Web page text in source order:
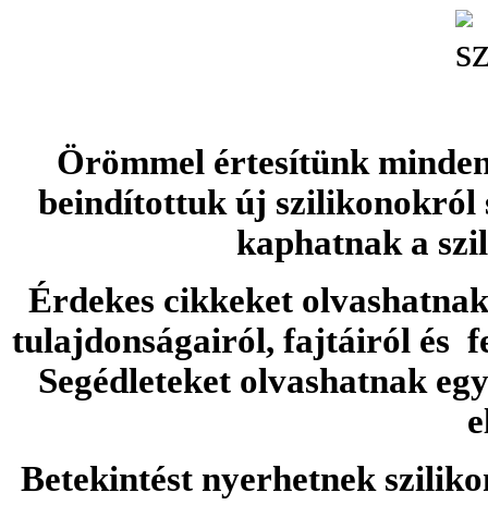
Örömmel értesítünk
beindítottuk új szilikonokról
kaphatnak a
Érdekes cikkeket
tulajdonságairól, fajtáiról és
Segédleteket olvashatnak
Betekintést nyerhetnek